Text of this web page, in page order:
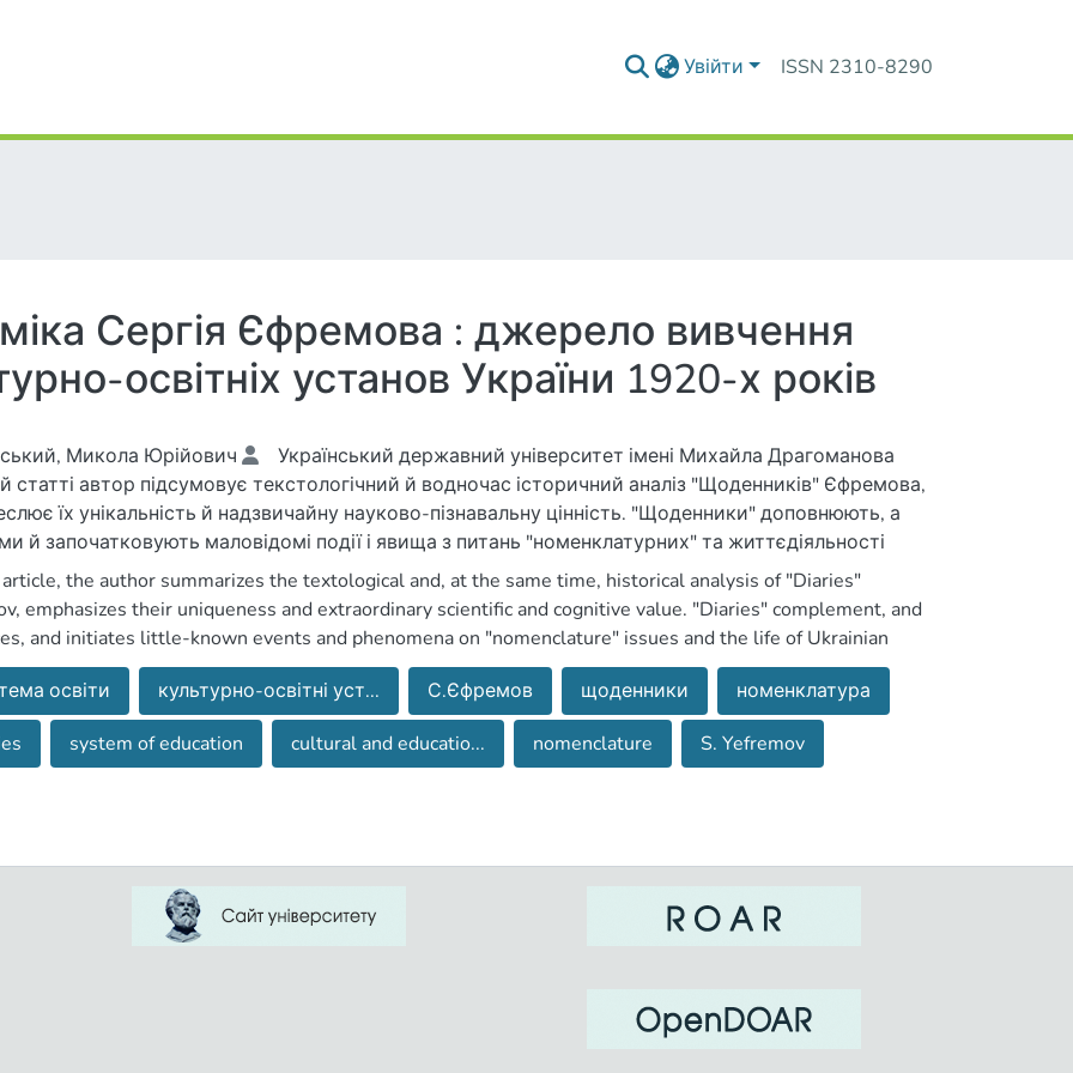
Увійти ISSN 2310-8290
Сергія Єфремова : джерело вивчення
освітніх установ України 1920-х років
Микола Юрійович
Український державний університет імені Михайла Драгоманова
статті автор підсумовує текстологічний й водночас історичний аналіз "Щоденників" Єфремова,
їх унікальність й надзвичайну науково-пізнавальну цінність. "Щоденники" доповнюють, а
й започатковують маловідомі події і явища з питань "номенклатурних" та життєдіяльності
суспільства загалом. Суб'єктивний дискурс його нотаток та оціночних характеристик
посадовців освітньо-культурних закладів України 1920 —30-х рр. є нормальним явищем
типу літературно-історичних джерел.
the author summarizes the textological and, at the same time, historical analysis of "Diaries"
emphasizes their uniqueness and extraordinary scientific and cognitive value. "Diaries" complement, and
and initiates little-known events and phenomena on "nomenclature" issues and the life of Ukrainian
as a whole. Subjective discourse of his notes and evaluative characteristics of specific officials of
and cultural institutions of Ukraine 1920-30-ies a normal phenomenon for a memoir type of literary-
sources.
освіти культурно-освітні уст... С.Єфремов щоденники
номенклатура
system of education cultural and educatio... nomenclature S. Yefremov